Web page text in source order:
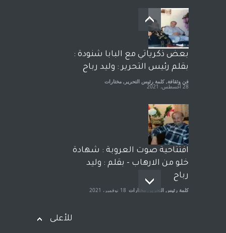
معاناة زلزال سوريّة تفضح:
زيف ديمقراطية الغرب! قلم :
رشاد أبو شاورآراء حرة ..
آراء حرة 18 فبراير، 2023
بعض ذكرياتي مع البابا شنودة :
بقلم رئيس التحرير : وليد رباح
فن وثقافة, كلمة رئيس التحرير , مختارات
28 أغسطس، 2021
افتتاحية صوت العروبة : شهادة
خلو من الارهاب - بقلم : وليد
رباح
كلمة رئيس التحرير مختارات 18 نوفمبر، 2021
للأعلى